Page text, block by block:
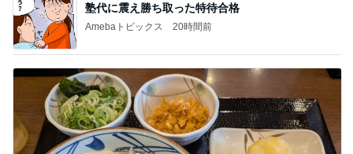
塾代に震え勝ち取った特待合格
Amebaトピックス 20時間前